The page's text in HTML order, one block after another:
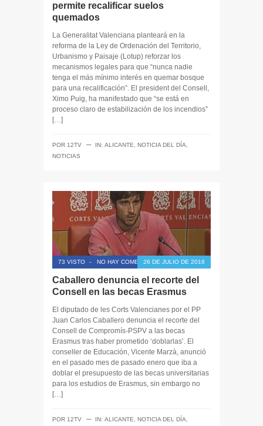
permite recalificar suelos
quemados
La Generalitat Valenciana planteará en la
reforma de la Ley de Ordenación del Territorio,
Urbanismo y Paisaje (Lotup) reforzar los
mecanismos legales para que “nunca nadie
tenga el más mínimo interés en quemar bosque
para una recalificación”. El president del Consell,
Ximo Puig, ha manifestado que “se está en
proceso claro de estabilización de los incendios”
[…]
POR 12TV ─ IN: ALICANTE NOTICIA DEL DÍA
NOTICIAS
73 VISTO - NO HAY COMENTARIOS26 DE JULIO DE 2016
Caballero denuncia el recorte del
Consell en las becas Erasmus
El diputado de les Corts Valencianes por el PP
Juan Carlos Caballero denuncia el recorte del
Consell de Compromís-PSPV a las becas
Erasmus tras haber prometido ‘doblarlas’. El
conseller de Educación, Vicente Marzà, anunció
en el pasado mes de pasado enero que iba a
doblar el presupuesto de las becas universitarias
para los estudios de Erasmus, sin embargo no
[…]
POR 12TV ─ IN: ALICANTE NOTICIA DEL DÍA